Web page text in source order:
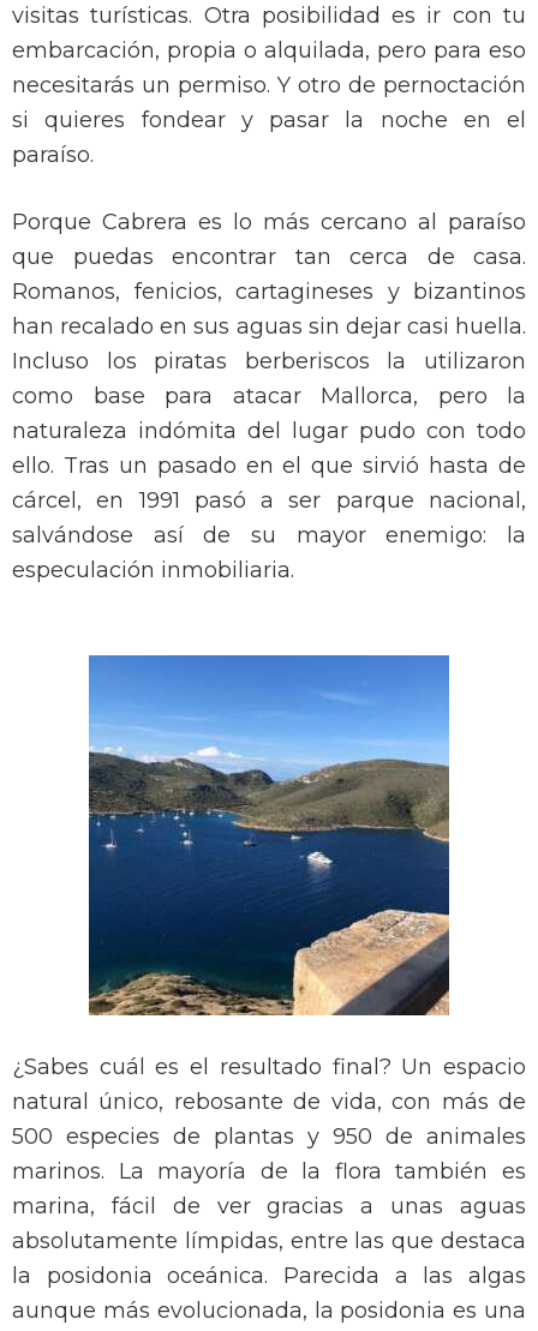
visitas turísticas. Otra posibilidad es ir con tu
embarcación, propia o alquilada, pero para eso
necesitarás un permiso. Y otro de pernoctación
si quieres fondear y pasar la noche en el
paraíso.
Porque Cabrera es lo más cercano al paraíso
que puedas encontrar tan cerca de casa.
Romanos, fenicios, cartagineses y bizantinos
han recalado en sus aguas sin dejar casi huella.
Incluso los piratas berberiscos la utilizaron
como base para atacar Mallorca, pero la
naturaleza indómita del lugar pudo con todo
ello. Tras un pasado en el que sirvió hasta de
cárcel, en 1991 pasó a ser parque nacional,
salvándose así de su mayor enemigo: la
especulación inmobiliaria.
¿Sabes cuál es el resultado final? Un espacio
natural único, rebosante de vida, con más de
500 especies de plantas y 950 de animales
marinos. La mayoría de la flora también es
marina, fácil de ver gracias a unas aguas
absolutamente límpidas, entre las que destaca
la posidonia oceánica. Parecida a las algas
aunque más evolucionada, la posidonia es una